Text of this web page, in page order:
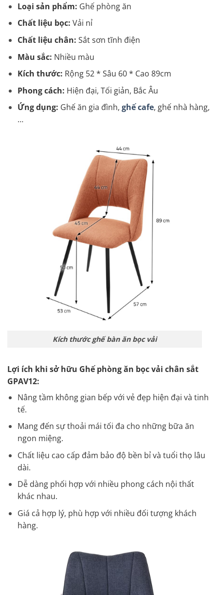
Loại sản phẩm: Ghế phòng ăn
Chất liệu bọc: Vải nỉ
Chất liệu chân: Sắt sơn tĩnh điện
Màu sắc: Nhiều màu
Kích thước: Rộng 52 * Sâu 60 * Cao 89cm
Phong cách: Hiện đại, Tối giản, Bắc Âu
Ứng dụng: Ghế ăn gia đình, ghế cafe, ghế nhà hàng,
…
Kích thước ghế bàn ăn bọc vải
Lợi ích khi sở hữu Ghế phòng ăn bọc vải chân sắt
GPAV12:
Nâng tầm không gian bếp với vẻ đẹp hiện đại và tinh
tế.
Mang đến sự thoải mái tối đa cho những bữa ăn
ngon miệng.
Chất liệu cao cấp đảm bảo độ bền bỉ và tuổi thọ lâu
dài.
Dễ dàng phối hợp với nhiều phong cách nội thất
khác nhau.
Giá cả hợp lý, phù hợp với nhiều đối tượng khách
hàng.